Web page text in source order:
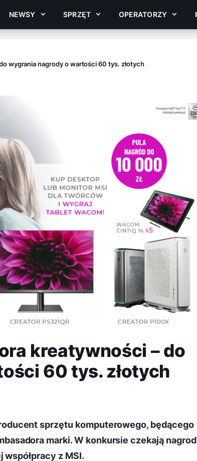
NEWSY SPRZĘT OPERATORZY
wygrania nagrody o wartości 60 tys. złotych
kreatywności – do
60 tys. złotych
sprzętu komputerowego, będącego
marki. W konkursie czekają
współpracy z MSI.